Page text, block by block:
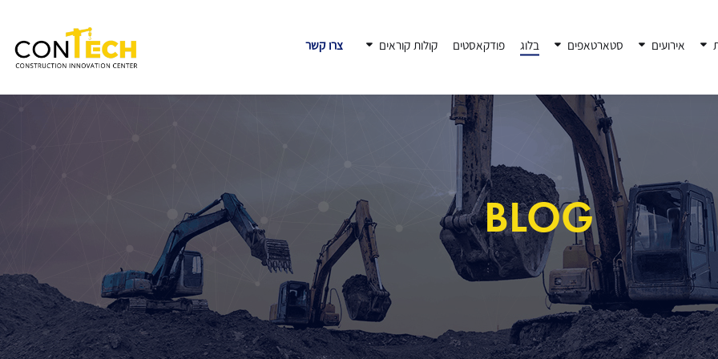
אירועים סטארטאפים בלוג פודקאסטים קולות קוראים צרו קשר
BLOG